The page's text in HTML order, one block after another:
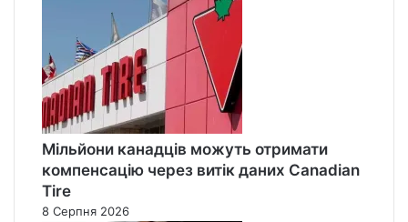
Мільйони канадців можуть отримати
компенсацію через витік даних Canadian
Tire
8 Серпня 2026